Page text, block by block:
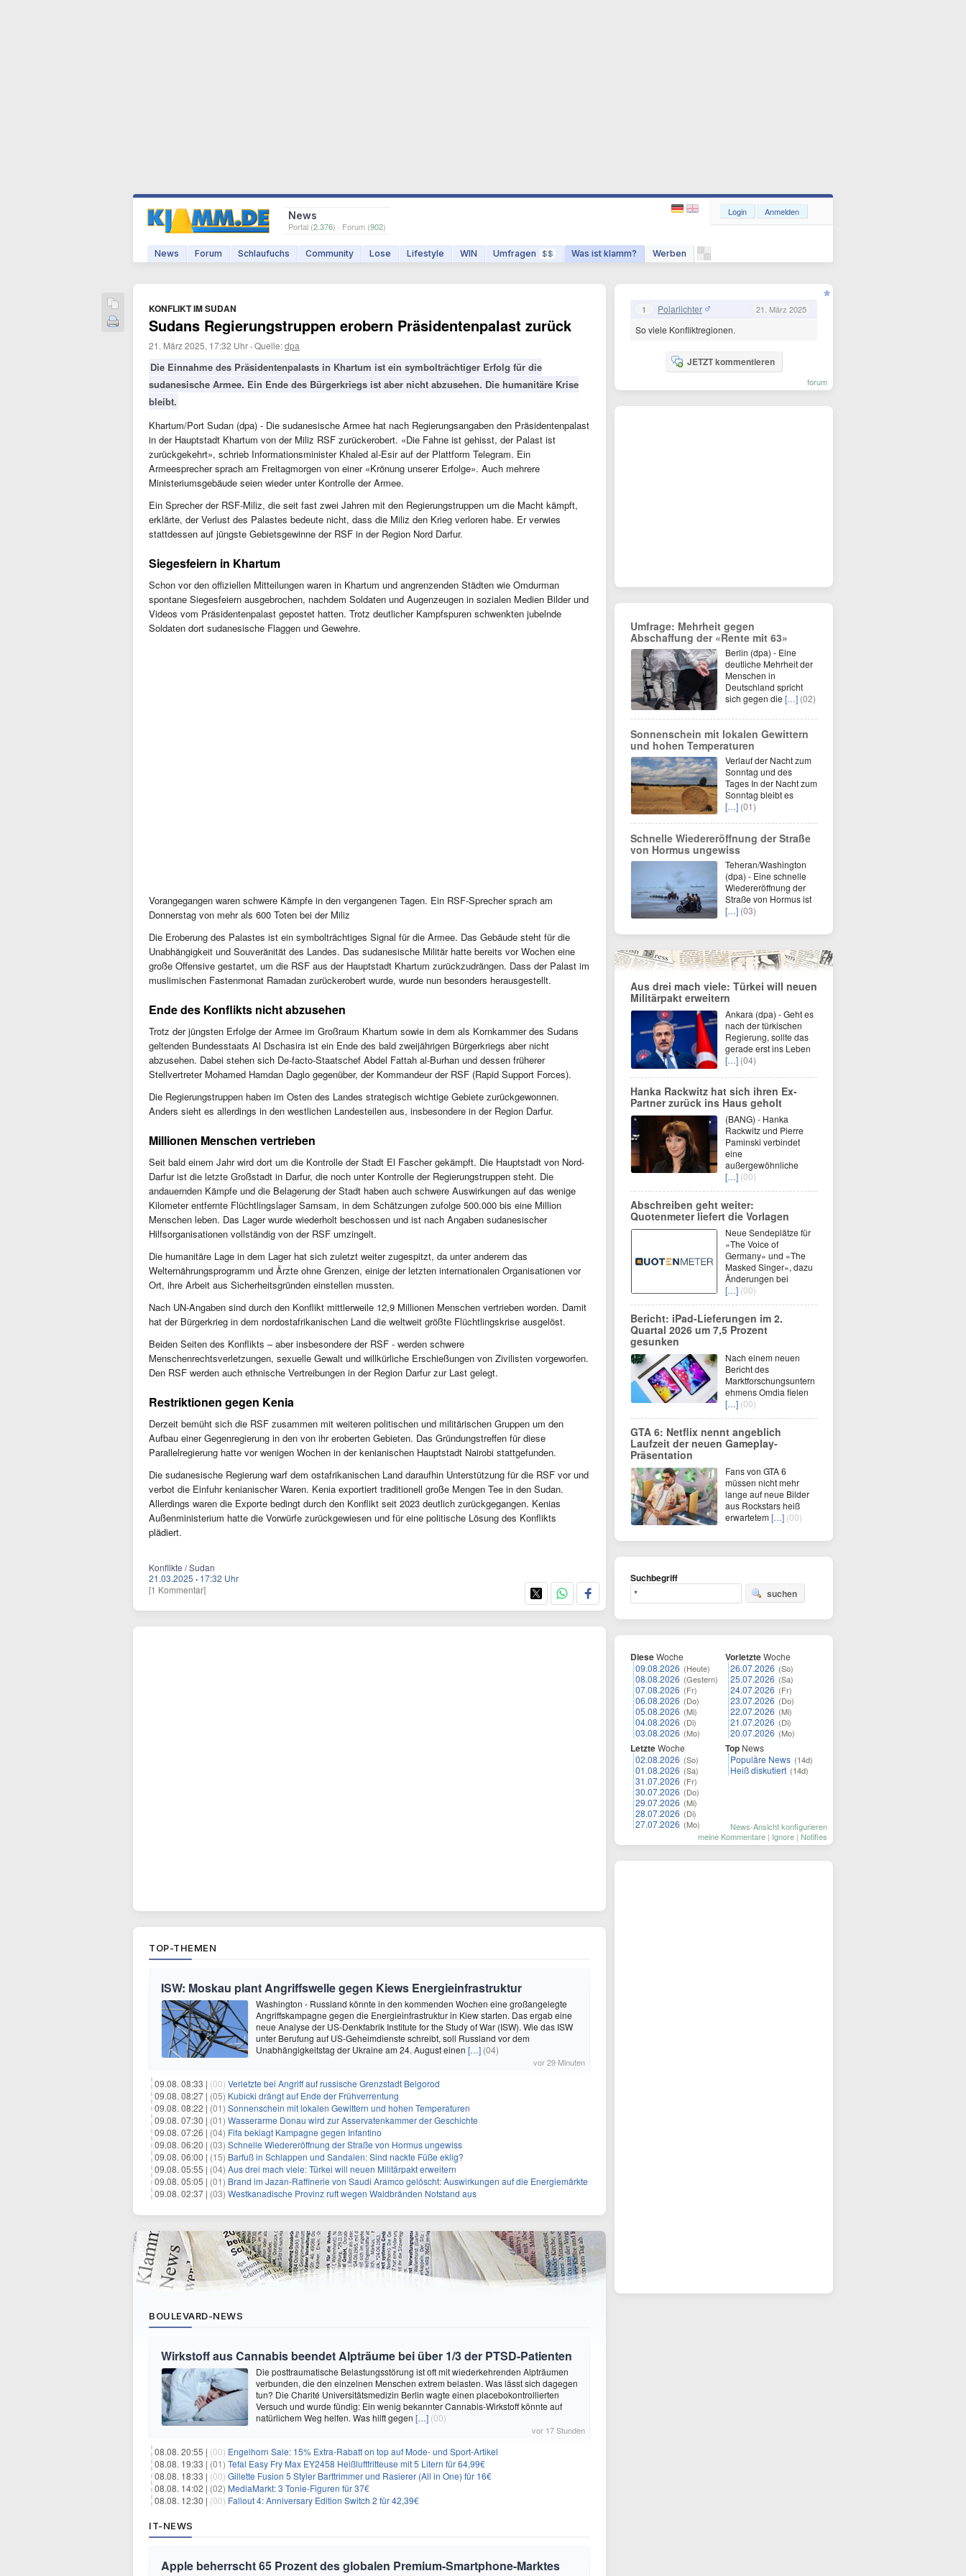
News
Portal (2.376) · Forum (902)
News Forum Schlaufuchs Community Lose Lifestyle WIN Umfragen $$ Was ist klamm? Werben
Login Anmelden
KONFLIKT IM SUDAN
Sudans Regierungstruppen erobern Präsidentenpalast zurück
21. März 2025, 17:32 Uhr ·Quelle:dpa
Die Einnahme des Präsidentenpalasts in Khartum ist ein symbolträchtiger Erfolg für die
sudanesische Armee. Ein Ende des Bürgerkriegs ist aber nicht abzusehen. Die humanitäre Krise
bleibt.
Khartum/Port Sudan (dpa) - Die sudanesische Armee hat nach Regierungsangaben den Präsidentenpalast
in der Hauptstadt Khartum von der Miliz RSF zurückerobert. «Die Fahne ist gehisst, der Palast ist
zurückgekehrt», schrieb Informationsminister Khaled al-Esir auf der Plattform Telegram. Ein
Armeesprecher sprach am Freitagmorgen von einer «Krönung unserer Erfolge». Auch mehrere
Ministeriumsgebäude seien wieder unter Kontrolle der Armee.
Ein Sprecher der RSF-Miliz, die seit fast zwei Jahren mit den Regierungstruppen um die Macht kämpft,
erklärte, der Verlust des Palastes bedeute nicht, dass die Miliz den Krieg verloren habe. Er verwies
stattdessen auf jüngste Gebietsgewinne der RSF in der Region Nord Darfur.
Siegesfeiern in Khartum
Schon vor den offiziellen Mitteilungen waren in Khartum und angrenzenden Städten wie Omdurman
spontane Siegesfeiern ausgebrochen, nachdem Soldaten und Augenzeugen in sozialen Medien Bilder und
Videos vom Präsidentenpalast gepostet hatten. Trotz deutlicher Kampfspuren schwenkten jubelnde
Soldaten dort sudanesische Flaggen und Gewehre.
Vorangegangen waren schwere Kämpfe in den vergangenen Tagen. Ein RSF-Sprecher sprach am
Donnerstag von mehr als 600 Toten bei der Miliz
Die Eroberung des Palastes ist ein symbolträchtiges Signal für die Armee. Das Gebäude steht für die
Unabhängigkeit und Souveränität des Landes. Das sudanesische Militär hatte bereits vor Wochen eine
große Offensive gestartet, um die RSF aus der Hauptstadt Khartum zurückzudrängen. Dass der Palast im
muslimischen Fastenmonat Ramadan zurückerobert wurde, wurde nun besonders herausgestellt.
Ende des Konflikts nicht abzusehen
Trotz der jüngsten Erfolge der Armee im Großraum Khartum sowie in dem als Kornkammer des Sudans
geltenden Bundesstaats Al Dschasira ist ein Ende des bald zweijährigen Bürgerkriegs aber nicht
abzusehen. Dabei stehen sich De-facto-Staatschef Abdel Fattah al-Burhan und dessen früherer
Stellvertreter Mohamed Hamdan Daglo gegenüber, der Kommandeur der RSF (Rapid Support Forces).
Die Regierungstruppen haben im Osten des Landes strategisch wichtige Gebiete zurückgewonnen.
Anders sieht es allerdings in den westlichen Landesteilen aus, insbesondere in der Region Darfur.
Millionen Menschen vertrieben
Seit bald einem Jahr wird dort um die Kontrolle der Stadt El Fascher gekämpft. Die Hauptstadt von Nord-
Darfur ist die letzte Großstadt in Darfur, die noch unter Kontrolle der Regierungstruppen steht. Die
andauernden Kämpfe und die Belagerung der Stadt haben auch schwere Auswirkungen auf das wenige
Kilometer entfernte Flüchtlingslager Samsam, in dem Schätzungen zufolge 500.000 bis eine Million
Menschen leben. Das Lager wurde wiederholt beschossen und ist nach Angaben sudanesischer
Hilfsorganisationen vollständig von der RSF umzingelt.
Die humanitäre Lage in dem Lager hat sich zuletzt weiter zugespitzt, da unter anderem das
Welternährungsprogramm und Ärzte ohne Grenzen, einige der letzten internationalen Organisationen vor
Ort, ihre Arbeit aus Sicherheitsgründen einstellen mussten.
Nach UN-Angaben sind durch den Konflikt mittlerweile 12,9 Millionen Menschen vertrieben worden. Damit
hat der Bürgerkrieg in dem nordostafrikanischen Land die weltweit größte Flüchtlingskrise ausgelöst.
Beiden Seiten des Konflikts – aber insbesondere der RSF - werden schwere
Menschenrechtsverletzungen, sexuelle Gewalt und willkürliche Erschießungen von Zivilisten vorgeworfen.
Den RSF werden auch ethnische Vertreibungen in der Region Darfur zur Last gelegt.
Restriktionen gegen Kenia
Derzeit bemüht sich die RSF zusammen mit weiteren politischen und militärischen Gruppen um den
Aufbau einer Gegenregierung in den von ihr eroberten Gebieten. Das Gründungstreffen für diese
Parallelregierung hatte vor wenigen Wochen in der kenianischen Hauptstadt Nairobi stattgefunden.
Die sudanesische Regierung warf dem ostafrikanischen Land daraufhin Unterstützung für die RSF vor und
verbot die Einfuhr kenianischer Waren. Kenia exportiert traditionell große Mengen Tee in den Sudan.
Allerdings waren die Exporte bedingt durch den Konflikt seit 2023 deutlich zurückgegangen. Kenias
Außenministerium hatte die Vorwürfe zurückgewiesen und für eine politische Lösung des Konflikts
plädiert.
Konflikte / Sudan
21.03.2025 · 17:32 Uhr
[1 Kommentar]
TOP-THEMEN
ISW: Moskau plant Angriffswelle gegen Kiews Energieinfrastruktur
Washington - Russland könnte in den kommenden Wochen eine großangelegte
Angriffskampagne gegen die Energieinfrastruktur in Kiew starten. Das ergab eine
neue Analyse der US-Denkfabrik Institute for the Study of War (ISW). Wie das ISW
unter Berufung auf US-Geheimdienste schreibt, soll Russland vor dem
Unabhängigkeitstag der Ukraine am 24. August einen […] (04)
vor 29 Minuten
09.08. 08:33 | (00) Verletzte bei Angriff auf russische Grenzstadt Belgorod
09.08. 08:27 | (05) Kubicki drängt auf Ende der Frühverrentung
09.08. 08:22 | (01) Sonnenschein mit lokalen Gewittern und hohen Temperaturen
09.08. 07:30 | (01) Wasserarme Donau wird zur Asservatenkammer der Geschichte
09.08. 07:26 | (04) Fifa beklagt Kampagne gegen Infantino
09.08. 06:20 | (03) Schnelle Wiedereröffnung der Straße von Hormus ungewiss
09.08. 06:00 | (15) Barfuß in Schlappen und Sandalen: Sind nackte Füße eklig?
09.08. 05:55 | (04) Aus drei mach viele: Türkei will neuen Militärpakt erweitern
09.08. 05:05 | (01) Brand im Jazan-Raffinerie von Saudi Aramco gelöscht: Auswirkungen auf die Energiemärkte
09.08. 02:37 | (03) Westkanadische Provinz ruft wegen Waldbränden Notstand aus
BOULEVARD-NEWS
Wirkstoff aus Cannabis beendet Alpträume bei über 1/3 der PTSD-Patienten
Die posttraumatische Belastungsstörung ist oft mit wiederkehrenden Alpträumen
verbunden, die den einzelnen Menschen extrem belasten. Was lässt sich dagegen
tun? Die Charité Universitätsmedizin Berlin wagte einen placebokontrollierten
Versuch und wurde fündig: Ein wenig bekannter Cannabis-Wirkstoff könnte auf
natürlichem Weg helfen. Was hilft gegen […] (00)
vor 17 Stunden
08.08. 20:55 | (00) Engelhorn Sale: 15% Extra-Rabatt on top auf Mode- und Sport-Artikel
08.08. 19:33 | (01) Tefal Easy Fry Max EY2458 Heißluftfritteuse mit 5 Litern für 64,99€
08.08. 18:33 | (00) Gillette Fusion 5 Styler Barttrimmer und Rasierer (All in One) für 16€
08.08. 14:02 | (02) MediaMarkt: 3 Tonie-Figuren für 37€
08.08. 12:30 | (00) Fallout 4: Anniversary Edition Switch 2 für 42,39€
IT-NEWS
Apple beherrscht 65 Prozent des globalen Premium-Smartphone-Marktes
1 Polarlichter 21. März 2025
So viele Konfliktregionen.
JETZT kommentieren
forum
Umfrage: Mehrheit gegen
Abschaffung der «Rente mit 63»
Berlin (dpa) - Eine
deutliche Mehrheit der
Menschen in
Deutschland spricht
sich gegen die […] (02)
Sonnenschein mit lokalen Gewittern
und hohen Temperaturen
Verlauf der Nacht zum
Sonntag und des
Tages In der Nacht zum
Sonntag bleibt es
[…] (01)
Schnelle Wiedereröffnung der Straße
von Hormus ungewiss
Teheran/Washington
(dpa) - Eine schnelle
Wiedereröffnung der
Straße von Hormus ist
[…] (03)
Aus drei mach viele: Türkei will neuen
Militärpakt erweitern
Ankara (dpa) - Geht es
nach der türkischen
Regierung, sollte das
gerade erst ins Leben
[…] (04)
Hanka Rackwitz hat sich ihren Ex-
Partner zurück ins Haus geholt
(BANG) - Hanka
Rackwitz und Pierre
Paminski verbindet
eine
außergewöhnliche
[…] (00)
Abschreiben geht weiter:
Quotenmeter liefert die Vorlagen
Neue Sendeplätze für
«The Voice of
Germany» und «The
Masked Singer», dazu
Änderungen bei
[…] (00)
Bericht: iPad-Lieferungen im 2.
Quartal 2026 um 7,5 Prozent
gesunken
Nach einem neuen
Bericht des
Marktforschungsuntern
ehmens Omdia fielen
[…] (00)
GTA 6: Netflix nennt angeblich
Laufzeit der neuen Gameplay-
Präsentation
Fans von GTA 6
müssen nicht mehr
lange auf neue Bilder
aus Rockstars heiß
erwartetem[…] (00)
Suchbegriff
suchen
DieseWoche
09.08.2026 (Heute)
08.08.2026 (Gestern)
07.08.2026 (Fr)
06.08.2026 (Do)
05.08.2026 (Mi)
04.08.2026 (Di)
03.08.2026 (Mo)
LetzteWoche
02.08.2026 (So)
01.08.2026 (Sa)
31.07.2026 (Fr)
30.07.2026 (Do)
29.07.2026 (Mi)
28.07.2026 (Di)
27.07.2026 (Mo)
VorletzteWoche
26.07.2026 (So)
25.07.2026 (Sa)
24.07.2026 (Fr)
23.07.2026 (Do)
22.07.2026 (Mi)
21.07.2026 (Di)
20.07.2026 (Mo)
Top News
Populäre News (14d)
Heiß diskutiert (14d)
News-Ansicht konfigurieren
meine Kommentare | Ignore | Notifies